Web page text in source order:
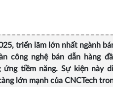
triển lãm lớn nhất ngành
công nghệ bán dẫn hàng
ứng tiềm năng. Sự kiện này
lớn mạnh của CNCTech